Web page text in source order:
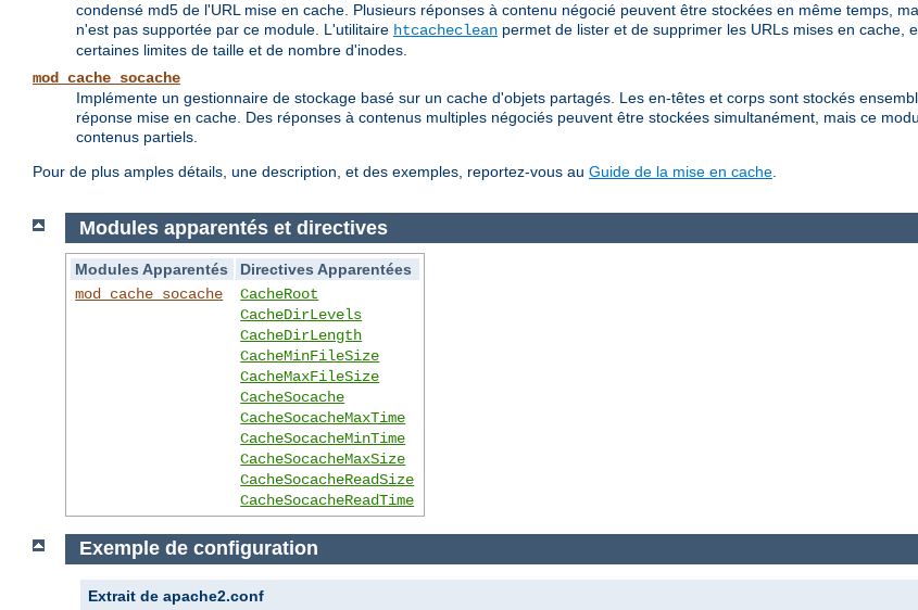
condensé md5 de l'URL mise en cache. Plusieurs réponses à contenu négocié peuvent être stockées en même temps,
n'est pas supportée par ce module. L'utilitaire htcacheclean permet de lister et de supprimer les URLs mises en cache,
certaines limites de taille et de nombre d'inodes.
mod_cache_socache
Implémente un gestionnaire de stockage basé sur un cache d'objets partagés. Les en-têtes et corps sont stockés
réponse mise en cache. Des réponses à contenus multiples négociés peuvent être stockées simultanément, mais ce
contenus partiels.
Pour de plus amples détails, une description, et des exemples, reportez-vous au Guide de la mise en cache
Modules apparentés et directives
Modules Apparentés
Directives Apparentées
mod_cache_socache
CacheRoot
CacheDirLevels
CacheDirLength
CacheMinFileSize
CacheMaxFileSize
CacheSocache
CacheSocacheMaxTime
CacheSocacheMinTime
CacheSocacheMaxSize
CacheSocacheReadSize
CacheSocacheReadTime
Exemple de configuration
Extrait de apache2.conf